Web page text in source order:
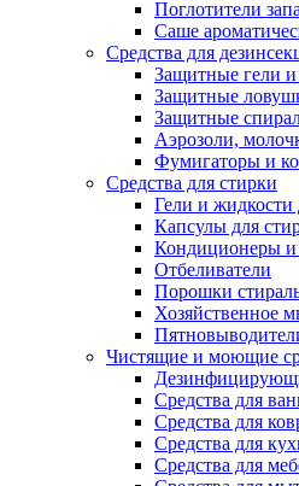
Поглотители
Саше
Средства для
Защитные гели
Защитные
Защитные
Аэрозоли,
Фумигаторы и
Средства для стирки
Гели и жидкости
Капсулы для
Кондиционеры и
Отбеливатели
Порошки
Хозяйственное
Чистящие и моющие
Средства для
Средства для
Средства для
Средства для